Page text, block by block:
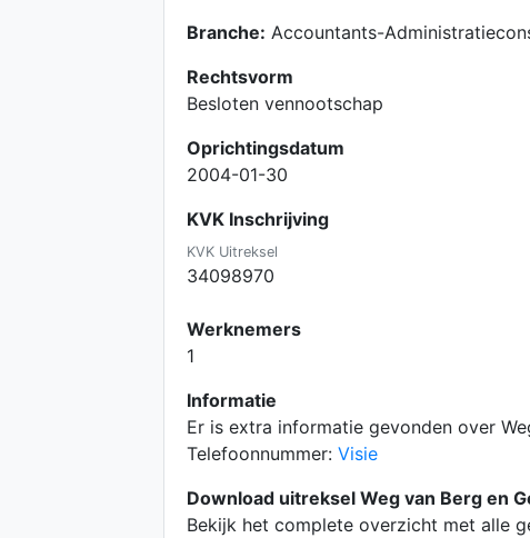
Branche: Accountants-
Rechtsvorm
Besloten vennootschap
Oprichtingsdatum
2004-01-30
KVK Inschrijving
KVK Uitreksel
34098970
Werknemers
1
Informatie
Er is extra informatie gevonden over
Telefoonnummer: Visie
Download uitreksel Weg van Berg en
Bekijk het complete overzicht met alle